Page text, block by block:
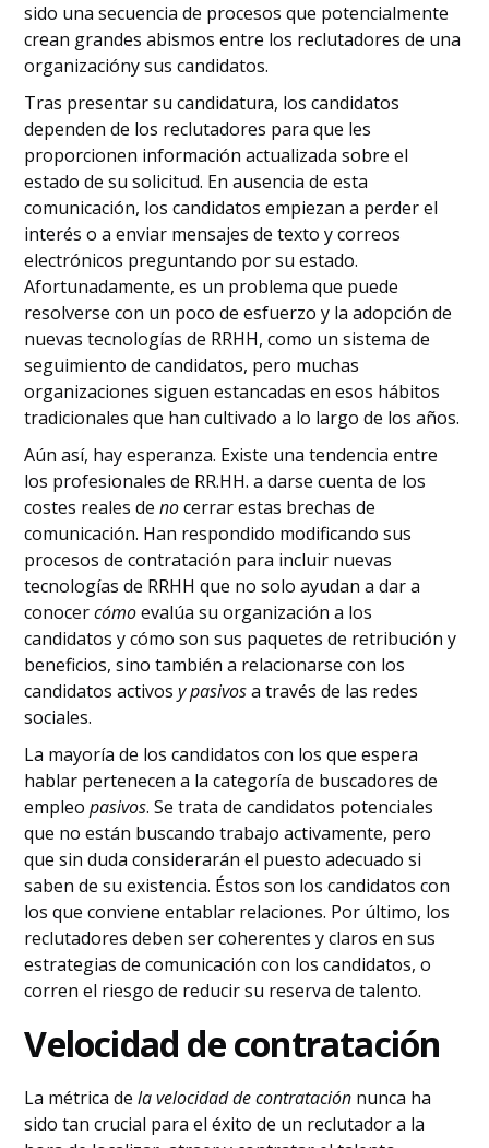
sido una secuencia de procesos que potencialmente
crean grandes abismos entre los reclutadores de una
organizacióny sus candidatos.
Tras presentar su candidatura, los candidatos
dependen de los reclutadores para que les
proporcionen información actualizada sobre el
estado de su solicitud. En ausencia de esta
comunicación, los candidatos empiezan a perder el
interés o a enviar mensajes de texto y correos
electrónicos preguntando por su estado.
Afortunadamente, es un problema que puede
resolverse con un poco de esfuerzo y la adopción de
nuevas tecnologías de RRHH, como un sistema de
seguimiento de candidatos, pero muchas
organizaciones siguen estancadas en esos hábitos
tradicionales que han cultivado a lo largo de los años.
Aún así, hay esperanza. Existe una tendencia entre
los profesionales de RR.HH. a darse cuenta de los
costes reales denocerrar estas brechas de
comunicación. Han respondido modificando sus
procesos de contratación para incluir nuevas
tecnologías de RRHH que no solo ayudan a dar a
conocercómoevalúa su organización a los
candidatos y cómo son sus paquetes de retribución y
beneficios, sino también a relacionarse con los
candidatos activosy pasivosa través de las redes
sociales.
La mayoría de los candidatos con los que espera
hablar pertenecen a la categoría de buscadores de
empleopasivos. Se trata de candidatos potenciales
que no están buscando trabajo activamente, pero
que sin duda considerarán el puesto adecuado si
saben de su existencia. Éstos son los candidatos con
los que conviene entablar relaciones. Por último, los
reclutadores deben ser coherentes y claros en sus
estrategias de comunicación con los candidatos, o
corren el riesgo de reducir su reserva de talento.
Velocidad de contratación
La métrica dela velocidad de contratación nunca ha
sido tan crucial para el éxito de un reclutador a la